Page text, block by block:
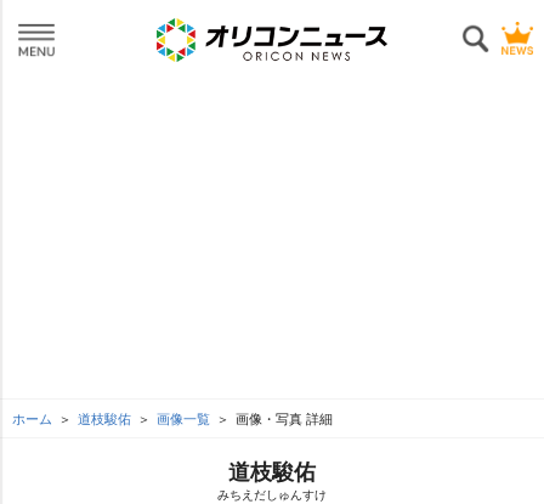
ホーム 道枝駿佑 画像一覧 画像・写真 詳細
道枝駿佑
みちえだしゅんすけ